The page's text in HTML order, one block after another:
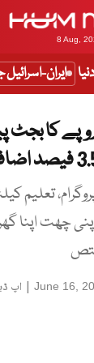
8 Aug,
دنیا ایران-
5903 ارب روپے
500 ارب، اپنی چھت
June 16,
| اپ